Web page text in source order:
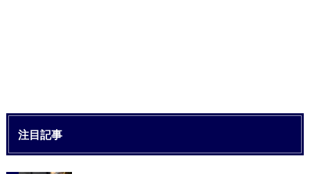
注目記事